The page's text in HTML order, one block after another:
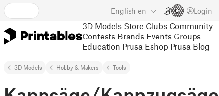
English en Login
3D Models Store Clubs Community
Contests Brands Events Groups
Education Prusa Eshop Prusa Blog
3D Models Hobby & Makers Tools